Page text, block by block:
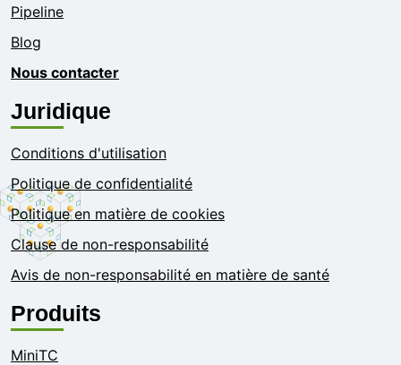
Pipeline
Blog
Nous contacter
Juridique
Conditions d'utilisation
Politique de confidentialité
Politique en matière de cookies
Clause de non-responsabilité
Avis de non-responsabilité en matière de santé
Produits
MiniTC